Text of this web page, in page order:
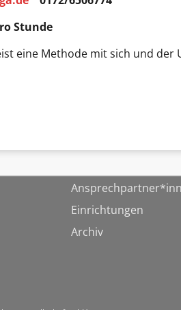
Stunde
eine Methode mit sich und
Einrichtungen
Archiv